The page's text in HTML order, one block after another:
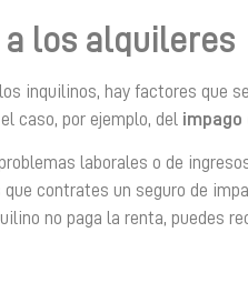
a los alquileres
inquilinos, hay factores que
caso, por ejemplo, del
laborales o de
contrates un seguro de
no paga la renta, puedes